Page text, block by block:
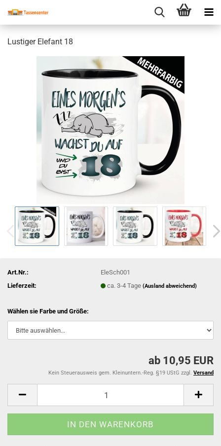
Lustiger Elefant 18
Art.Nr.:
EleSch001
Lieferzeit:
ca. 3-4 Tage(Ausland abweichend)
Wählen sie Farbe und Größe:
ab 10,95 EUR
Kein Steuerausweis gem. Kleinuntern.-Reg. §19 UStG zzgl. Versand